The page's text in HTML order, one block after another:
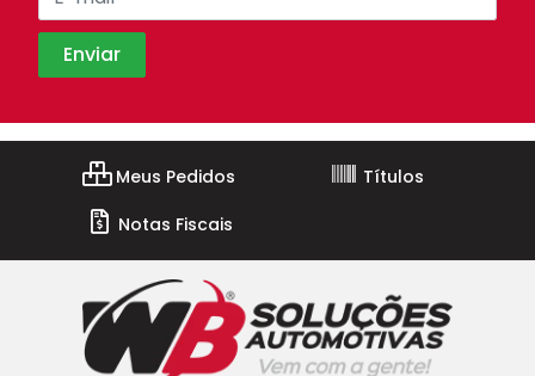
Meus Pedidos
Títulos
Notas Fiscais